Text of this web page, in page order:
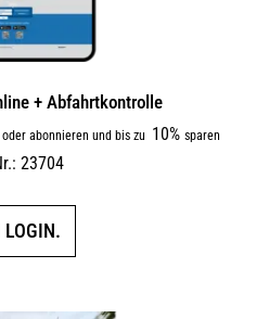
+ Abfahrtkontrolle
oder abonnieren und bis zu 10% sparen
23704
LOGIN.